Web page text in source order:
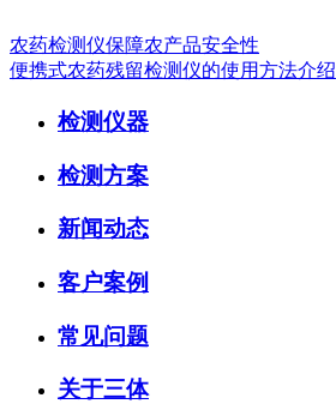
农药检测仪保障农产品安全性
便携式农药残留检测仪的使用方法介绍
检测仪器
检测方案
新闻动态
客户案例
常见问题
关于三体